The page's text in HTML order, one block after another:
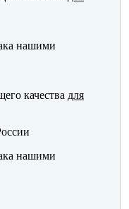
нашими
качества для
нашими